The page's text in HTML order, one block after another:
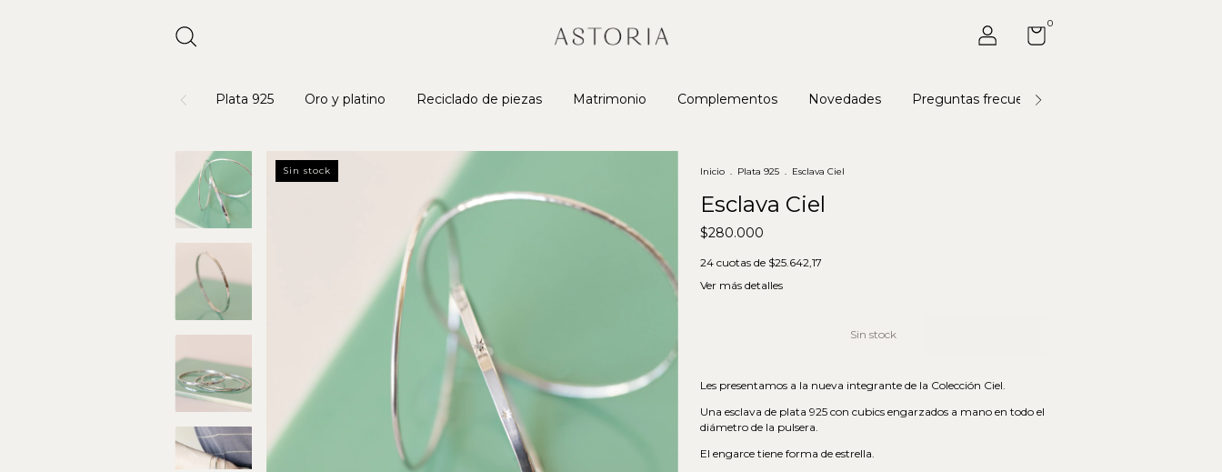
0
Plata 925 Oro y platino Reciclado de piezas Matrimonio Complementos Novedades Preguntas frecuentes
Sin stock Inicio . Plata 925 . Esclava Ciel
Esclava Ciel
$280.000
24 cuotas de $25.642,17
Ver más detalles
Les presentamos a la nueva integrante de la Colección Ciel.
Una esclava de plata 925 con cubics engarzados a mano en todo el
diámetro de la pulsera.
El engarce tiene forma de estrella.